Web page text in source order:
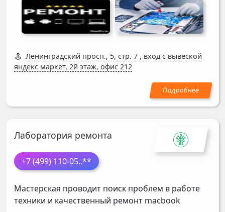
Ленинградский просп., 5, стр. 7 , вход с вывеской
яндекс маркет, 2й этаж, офис 212
Лаборатория ремонта
+7 (499) 110-05..**
Мастерская проводит поиск проблем в работе
техники и качественный ремонт macbook